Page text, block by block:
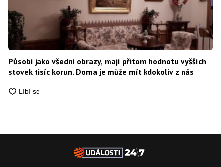
Působí jako všední obrazy, mají přitom hodnotu vyšších
stovek tisíc korun. Doma je může mít kdokoliv z nás